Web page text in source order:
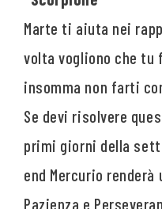
Marte ti aiuta nei
volta vogliono che
insomma non farti
Se devi risolvere
primi giorni della
end Mercurio
Pazienza e